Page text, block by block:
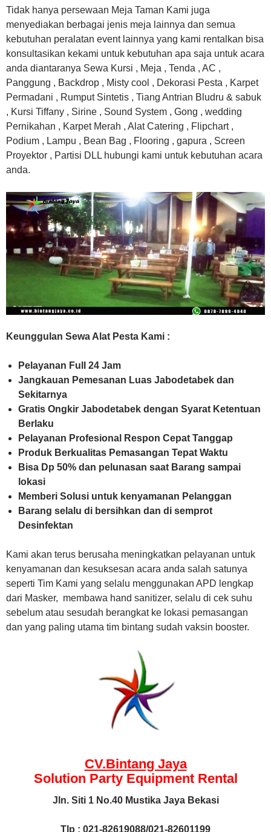
Tidak hanya persewaan Meja Taman Kami juga
menyediakan berbagai jenis meja lainnya dan semua
kebutuhan peralatan event lainnya yang kami rentalkan bisa
konsultasikan kekami untuk kebutuhan apa saja untuk acara
anda diantaranya Sewa Kursi , Meja , Tenda , AC ,
Panggung , Backdrop , Misty cool , Dekorasi Pesta , Karpet
Permadani , Rumput Sintetis , Tiang Antrian Bludru & sabuk
, Kursi Tiffany , Sirine , Sound System , Gong , wedding
Pernikahan , Karpet Merah , Alat Catering , Flipchart ,
Podium , Lampu , Bean Bag , Flooring , gapura , Screen
Proyektor , Partisi DLL hubungi kami untuk kebutuhan acara
anda.
Keunggulan Sewa Alat Pesta Kami :
Pelayanan Full 24 Jam
Jangkauan Pemesanan Luas Jabodetabek dan
Sekitarnya
Gratis Ongkir Jabodetabek dengan Syarat Ketentuan
Berlaku
Pelayanan Profesional Respon Cepat Tanggap
Produk Berkualitas Pemasangan Tepat Waktu
Bisa Dp 50% dan pelunasan saat Barang sampai
lokasi
Memberi Solusi untuk kenyamanan Pelanggan
Barang selalu di bersihkan dan di semprot
Desinfektan
Kami akan terus berusaha meningkatkan pelayanan untuk
kenyamanan dan kesuksesan acara anda salah satunya
seperti Tim Kami yang selalu menggunakan APD lengkap
dari Masker, membawa hand sanitizer, selalu di cek suhu
sebelum atau sesudah berangkat ke lokasi pemasangan
dan yang paling utama tim bintang sudah vaksin booster.
CV.Bintang Jaya
Solution Party Equipment Rental
Jln. Siti 1 No.40 Mustika Jaya Bekasi
Tlp : 021-82619088/021-82601199